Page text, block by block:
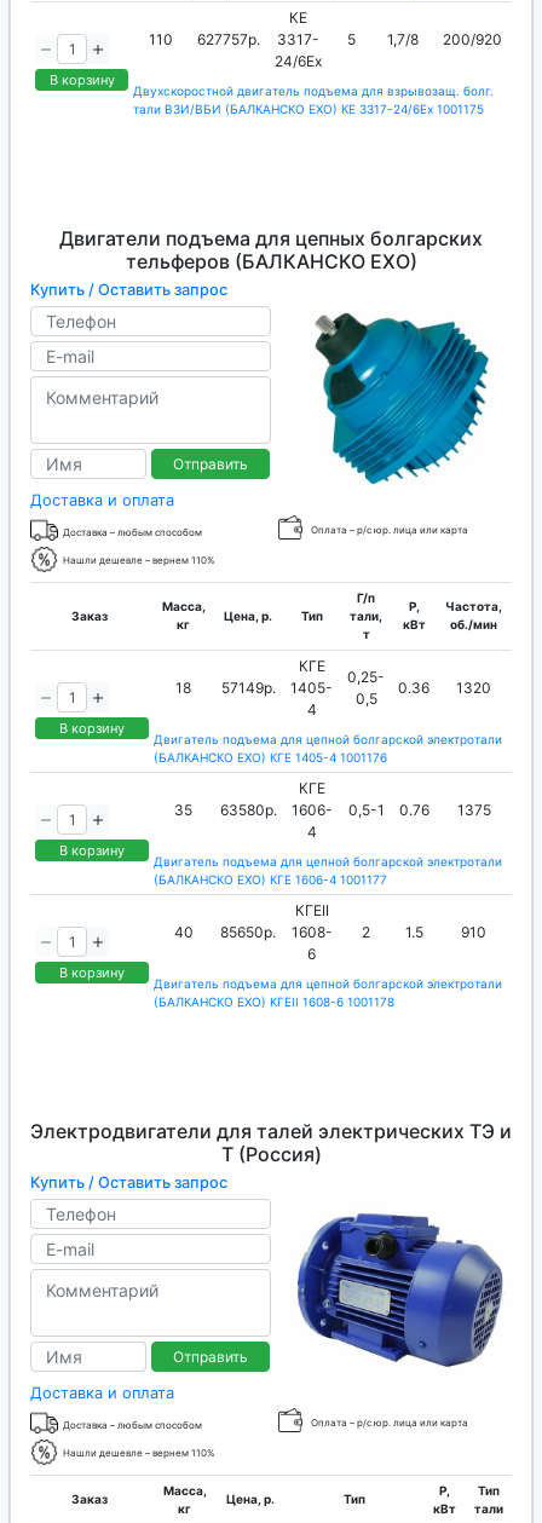
В корзину
110 627757р.
КЕ
3317-
24/6Ех
5 1,7/8 200/920
Двухскоростной двигатель подъема для взрывозащ. болг.
тали ВЗИ/ВБИ (БАЛКАНСКО ЕХО) КЕ 3317-24/6Ех 1001175
Двигатели подъема для цепных болгарских
тельферов (БАЛКАНСКО ЕХО)
Купить / Оставить запрос
Отправить
Доставка и оплата
Доставка – любым способом Оплата – р/с юр. лица или карта
Нашли дешевле – вернем 110%
Заказ
Масса,
кг
Цена, р. Тип
Г/п
тали,
т
P,
кВт
Частота,
об./мин
В корзину
18 57149р.
КГЕ
1405-
4
0,25-
0,5
0.36 1320
Двигатель подъема для цепной болгарской электротали
(БАЛКАНСКО ЕХО) КГЕ 1405-4 1001176
В корзину
35 63580р.
КГЕ
1606-
4
0,5-1 0.76 1375
Двигатель подъема для цепной болгарской электротали
(БАЛКАНСКО ЕХО) КГЕ 1606-4 1001177
В корзину
40 85650р.
КГЕII
1608-
6
2 1.5 910
Двигатель подъема для цепной болгарской электротали
(БАЛКАНСКО ЕХО) КГЕII 1608-6 1001178
Электродвигатели для талей электрических ТЭ и
Т (Россия)
Купить / Оставить запрос
Отправить
Доставка и оплата
Доставка – любым способом Оплата – р/с юр. лица или карта
Нашли дешевле – вернем 110%
Заказ
Масса,
кг
Цена, р. Тип
P,
кВт
Тип
тали